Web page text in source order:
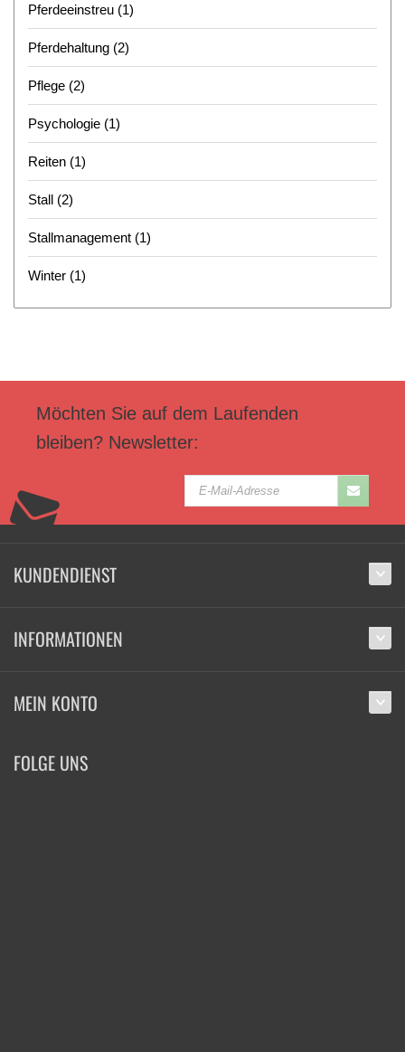
Pferdeeinstreu (1)
Pferdehaltung (2)
Pflege (2)
Psychologie (1)
Reiten (1)
Stall (2)
Stallmanagement (1)
Winter (1)
Möchten Sie auf dem Laufenden
bleiben? Newsletter:
KUNDENDIENST
INFORMATIONEN
MEIN KONTO
FOLGE UNS